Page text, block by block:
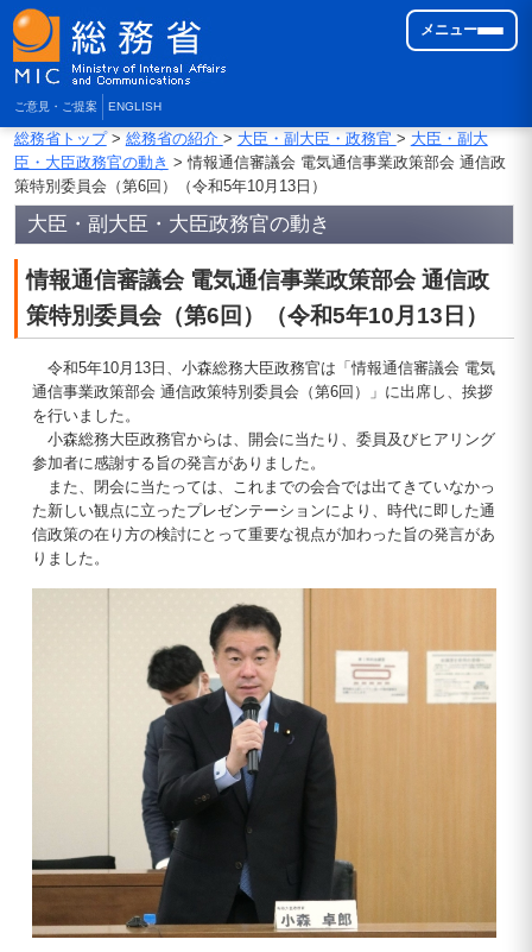
ご意見・ご提案 ENGLISH
メニュー
総務省トップ> 総務省の紹介 > 大臣・副大臣・政務官 > 大臣・副大
臣・大臣政務官の動き > 情報通信審議会 電気通信事業政策部会 通信政
策特別委員会（第6回）（令和5年10月13日）
大臣・副大臣・大臣政務官の動き
情報通信審議会 電気通信事業政策部会 通信政
策特別委員会（第6回）（令和5年10月13日）
令和5年10月13日、小森総務大臣政務官は「情報通信審議会 電気
通信事業政策部会 通信政策特別委員会（第6回）」に出席し、挨拶
を行いました。
小森総務大臣政務官からは、開会に当たり、委員及びヒアリング
参加者に感謝する旨の発言がありました。
また、閉会に当たっては、これまでの会合では出てきていなかっ
た新しい観点に立ったプレゼンテーションにより、時代に即した通
信政策の在り方の検討にとって重要な視点が加わった旨の発言があ
りました。